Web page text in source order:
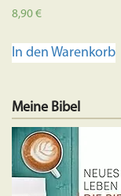
8,90€
In den Warenkorb
Meine Bibel